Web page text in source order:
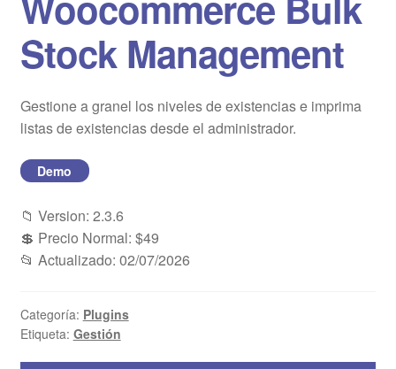
Blog
Mi cuenta
Stock Management
Gestione a granel los niveles de existencias e imprima
listas de existencias desde el administrador.
Demo
📁 Version: 2.3.6
💲 Precio Normal: $49
📂 Actualizado: 02/07/2026
Categoría: Plugins
Etiqueta: Gestión